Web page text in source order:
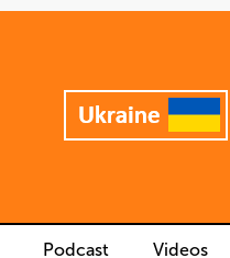
Podcast Videos